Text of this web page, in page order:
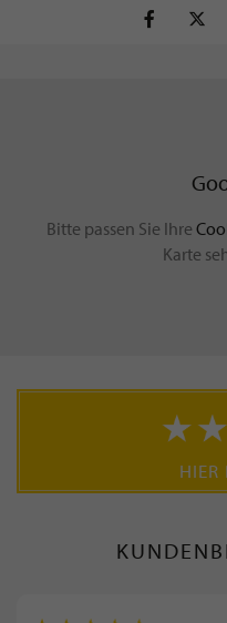
Bitte passen Sie Ihre
Karte
HIER